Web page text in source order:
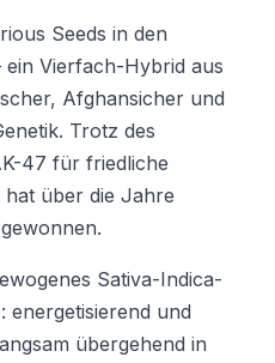
Seeds in den
Vierfach-Hybrid aus
Afghansicher und
Trotz des
47 für friedliche
über die Jahre
Sativa-Indica-
energetisierend und
übergehend in